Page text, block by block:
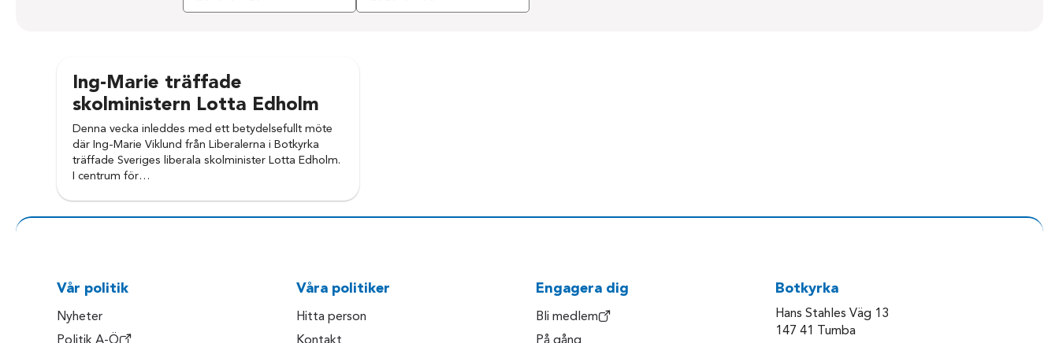
Ing-Marie träffade
skolministern Lotta Edholm
Denna vecka inleddes med ett betydelsefullt möte
där Ing-Marie Viklund från Liberalerna i Botkyrka
träffade Sveriges liberala skolminister Lotta Edholm.
I centrum för…
Vår politik
Nyheter
Våra politiker
Hitta person
Engagera dig
Bli medlem
Botkyrka
Hans Stahles Väg 13
147 41 Tumba